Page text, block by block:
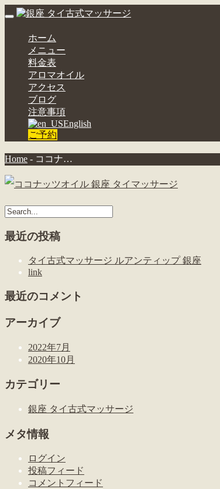
Toggle
ホーム
メニュー
料金表
アロマオイル
アクセス
ブログ
注意事項
English
ご予約
Home - ココナ…
最近の投稿
タイ古式マッサージ ルアンティップ 銀座
link
最近のコメント
アーカイブ
2022年7月
2020年10月
カテゴリー
銀座 タイ古式マッサージ
メタ情報
ログイン
投稿フィード
コメントフィード